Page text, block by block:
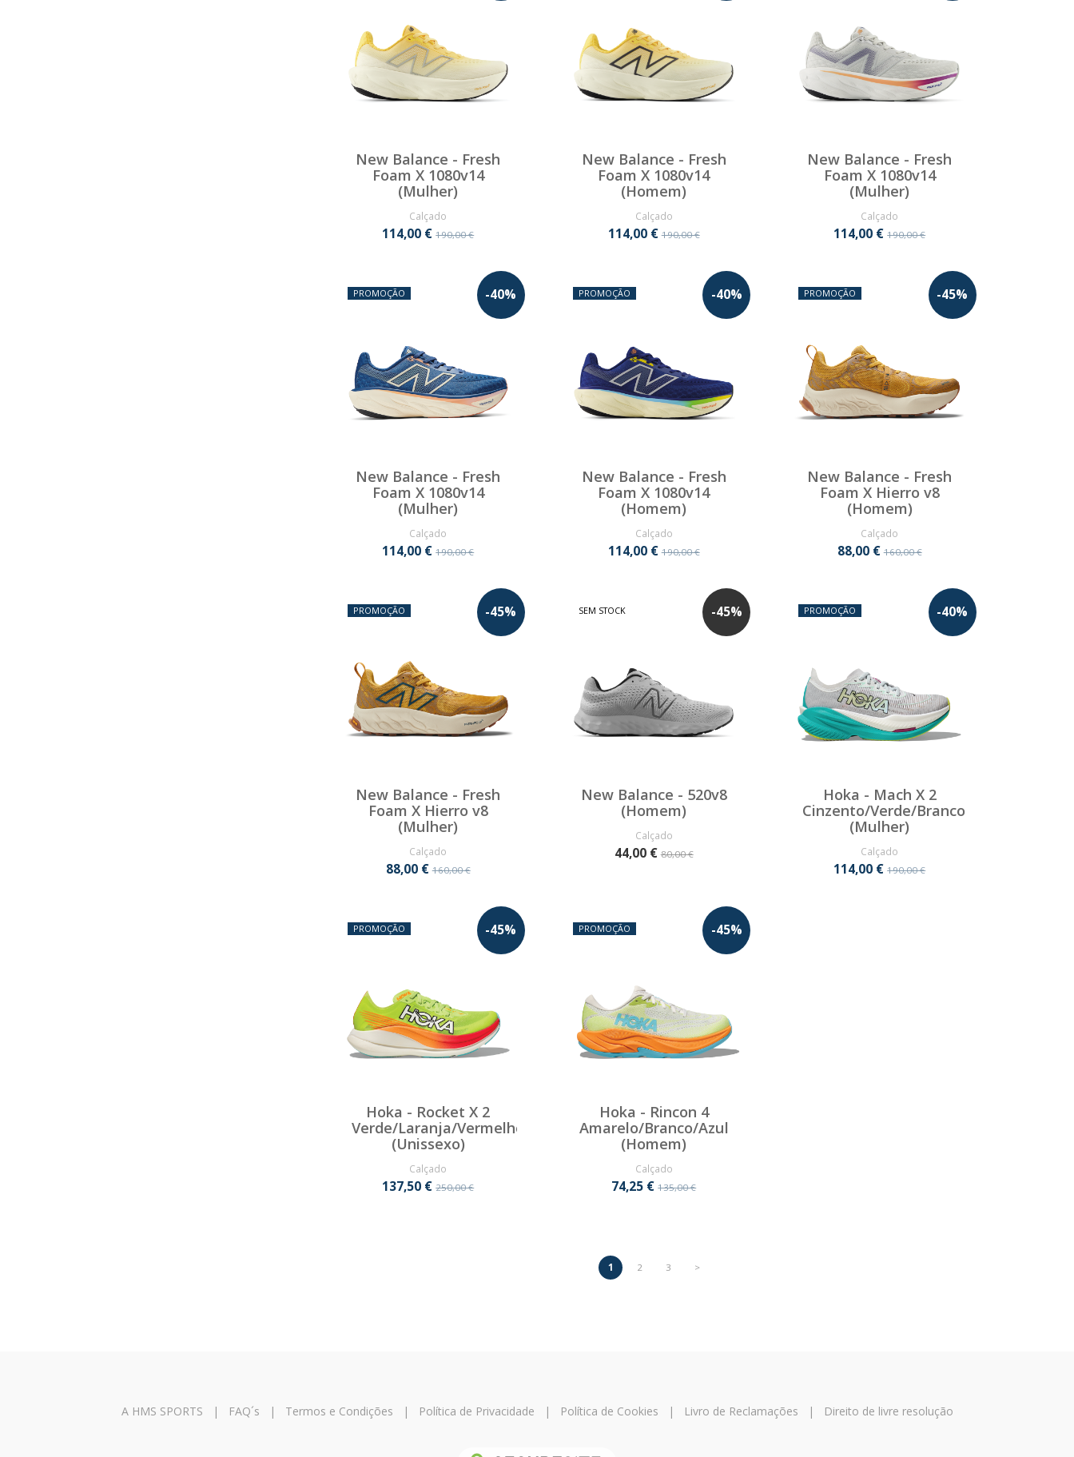
New Balance - Fresh
Foam X 1080v14
(Mulher)
Calçado
114,00 €190,00 €
New Balance - Fresh
Foam X 1080v14
(Homem)
Calçado
114,00 €190,00 €
New Balance - Fresh
Foam X 1080v14
(Mulher)
Calçado
114,00 €190,00 €
-40%
PROMOÇÃO
New Balance - Fresh
Foam X 1080v14
(Mulher)
Calçado
114,00 €190,00 €
-40%
PROMOÇÃO
New Balance - Fresh
Foam X 1080v14
(Homem)
Calçado
114,00 €190,00 €
-45%
PROMOÇÃO
New Balance - Fresh
Foam X Hierro v8
(Homem)
Calçado
88,00 €160,00 €
-45%
PROMOÇÃO
New Balance - Fresh
Foam X Hierro v8
(Mulher)
Calçado
88,00 €160,00 €
-45%
SEM STOCK
New Balance - 520v8
(Homem)
Calçado
44,00 €80,00 €
-40%
PROMOÇÃO
Hoka - Mach X 2
Cinzento/Verde/Branco
(Mulher)
Calçado
114,00 €190,00 €
-45%
PROMOÇÃO
Hoka - Rocket X 2
Verde/Laranja/Vermelho
(Unissexo)
Calçado
137,50 €250,00 €
-45%
PROMOÇÃO
Hoka - Rincon 4
Amarelo/Branco/Azul
(Homem)
Calçado
74,25 €135,00 €
1 2 3 >
A HMS SPORTS | FAQ´s | Termos e Condições | Política de Privacidade | Política de Cookies | Livro de Reclamações | Direito de livre resolução